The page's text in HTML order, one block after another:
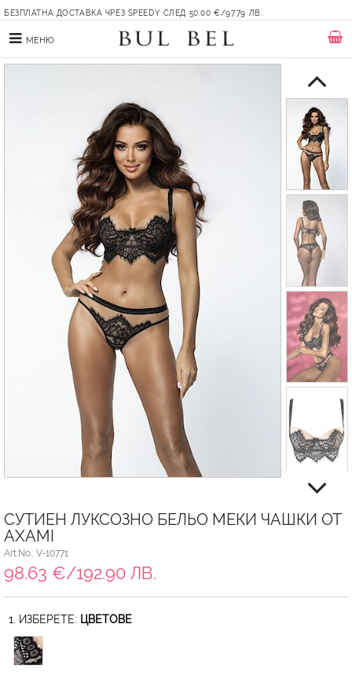
БЕЗПЛАТНА ДОСТАВКА ЧРЕЗ SPEEDY СЛЕД 50.00 €/97.79 ЛВ.
МЕНЮ
СУТИЕН ЛУКСОЗНО БЕЛЬО МЕКИ ЧАШКИ ОТ
AXAMI
Art.No.: V-10771
98.63 €/192.90 ЛВ.
1. ИЗБЕРЕТЕ: ЦВЕТОВЕ